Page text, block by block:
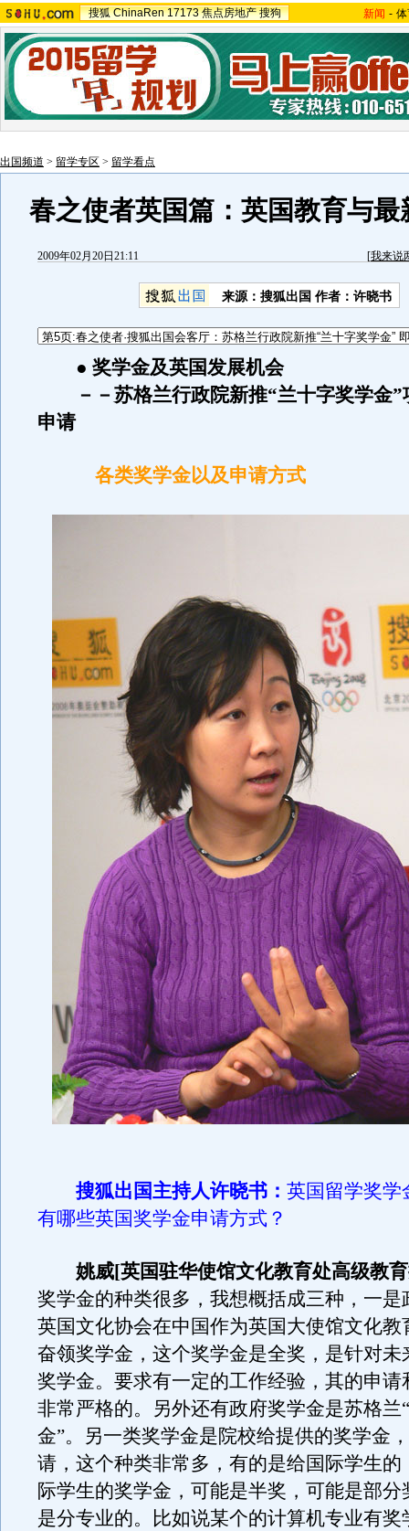
搜狐 ChinaRen 17173 焦点房地产 搜狗 新闻 -
出国频道 > 留学专区 > 留学看点
春之使者英国篇：英国教育与最
2009年02月20日21:11 [我来说
来源：搜狐出国 作者：许晓书
● 奖学金及英国发展机会
－－ 苏格兰行政院新推“兰十字奖学金”
申请
各类奖学金以及申请方式
搜狐出国主持人许晓书： 英国留学奖学
有哪些英国奖学金申请方式？
姚威[英国驻华使馆文化教育处高级教
奖学金的种类很多，我想概括成三种，一是
英国文化协会在中国作为英国大使馆文化教
奋领奖学金，这个奖学金是全奖，是针对未
奖学金。要求有一定的工作经验，其的申请
非常严格的。另外还有政府奖学金是苏格兰
金”。另一类奖学金是院校给提供的奖学金
请，这个种类非常多，有的是给国际学生的
际学生的奖学金，可能是半奖，可能是部分
是分专业的。比如说某个的计算机专业有奖